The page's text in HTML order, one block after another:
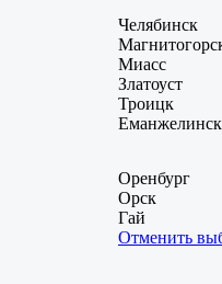
Челябинск
Миасс
Златоуст
Троицк
Еманжелинск
Оренбург
Орск
Гай
Отменить